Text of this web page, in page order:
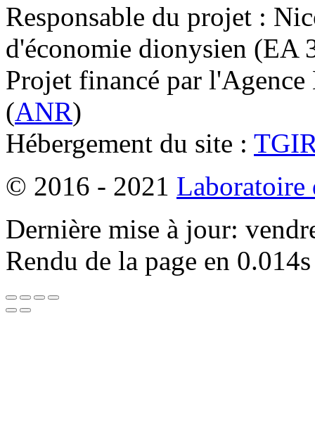
Responsable du projet :
d'économie dionysien
Projet financé par l'Agence
(ANR)
Hébergement du site :
© 2016 - 2021 Laboratoire
Dernière mise à jour:
Rendu de la page en 0.014s